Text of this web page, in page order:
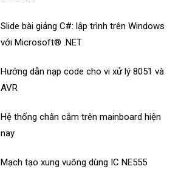
Slide bài giảng C#: lập trình trên Windows
với Microsoft® .NET
Hướng dẫn nạp code cho vi xử lý 8051 và
AVR
Hệ thống chân cắm trên mainboard hiện
nay
Mạch tạo xung vuông dùng IC NE555